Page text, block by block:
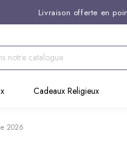
Livraison offerte en
Support client
Commandez avant 14H,
Cadeaux Religieux
2026